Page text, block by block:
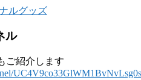
ルグッズ
ル
ご紹介します